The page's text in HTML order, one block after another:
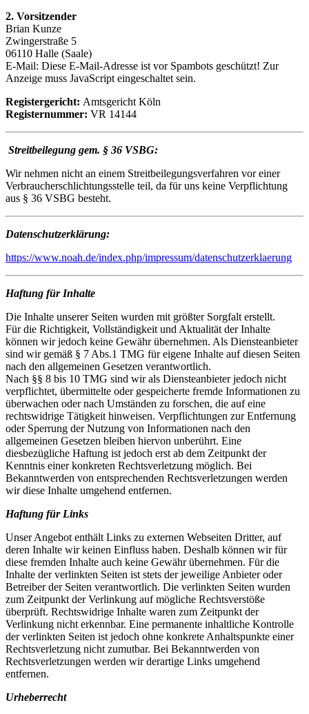
2. Vorsitzender
Brian Kunze
Zwingerstraße 5
06110 Halle (Saale)
E-Mail: Diese E-Mail-Adresse ist vor Spambots geschützt! Zur
Anzeige muss JavaScript eingeschaltet sein.
Registergericht: Amtsgericht Köln
Registernummer: VR 14144
Streitbeilegung gem. § 36 VSBG:
Wir nehmen nicht an einem Streitbeilegungsverfahren vor einer
Verbraucherschlichtungsstelle teil, da für uns keine Verpflichtung
aus § 36 VSBG besteht.
Datenschutzerklärung:
https://www.noah.de/index.php/impressum/datenschutzerklaerung
Haftung für Inhalte
Die Inhalte unserer Seiten wurden mit größter Sorgfalt erstellt.
Für die Richtigkeit, Vollständigkeit und Aktualität der Inhalte
können wir jedoch keine Gewähr übernehmen. Als Diensteanbieter
sind wir gemäß § 7 Abs.1 TMG für eigene Inhalte auf diesen Seiten
nach den allgemeinen Gesetzen verantwortlich.
Nach §§ 8 bis 10 TMG sind wir als Diensteanbieter jedoch nicht
verpflichtet, übermittelte oder gespeicherte fremde Informationen zu
überwachen oder nach Umständen zu forschen, die auf eine
rechtswidrige Tätigkeit hinweisen. Verpflichtungen zur Entfernung
oder Sperrung der Nutzung von Informationen nach den
allgemeinen Gesetzen bleiben hiervon unberührt. Eine
diesbezügliche Haftung ist jedoch erst ab dem Zeitpunkt der
Kenntnis einer konkreten Rechtsverletzung möglich. Bei
Bekanntwerden von entsprechenden Rechtsverletzungen werden
wir diese Inhalte umgehend entfernen.
Haftung für Links
Unser Angebot enthält Links zu externen Webseiten Dritter, auf
deren Inhalte wir keinen Einfluss haben. Deshalb können wir für
diese fremden Inhalte auch keine Gewähr übernehmen. Für die
Inhalte der verlinkten Seiten ist stets der jeweilige Anbieter oder
Betreiber der Seiten verantwortlich. Die verlinkten Seiten wurden
zum Zeitpunkt der Verlinkung auf mögliche Rechtsverstöße
überprüft. Rechtswidrige Inhalte waren zum Zeitpunkt der
Verlinkung nicht erkennbar. Eine permanente inhaltliche Kontrolle
der verlinkten Seiten ist jedoch ohne konkrete Anhaltspunkte einer
Rechtsverletzung nicht zumutbar. Bei Bekanntwerden von
Rechtsverletzungen werden wir derartige Links umgehend
entfernen.
Urheberrecht